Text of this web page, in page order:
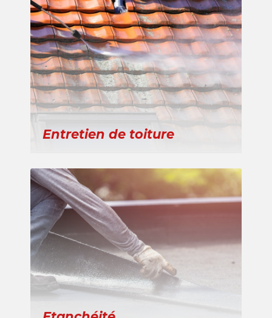
Entretien de toiture